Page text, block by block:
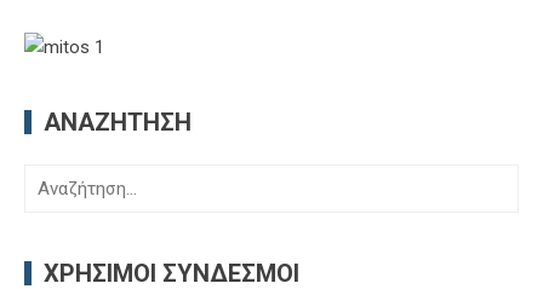
ΑΝΑΖΉΤΗΣΗ
Αναζήτηση
ΧΡΉΣΙΜΟΙ ΣΎΝΔΕΣΜΟΙ